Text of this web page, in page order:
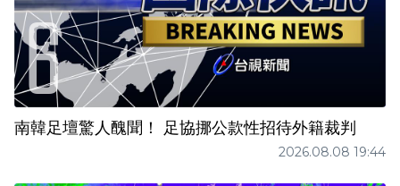
南韓足壇驚人醜聞！ 足協挪公款性招待外籍裁判
2026.08.08 19:44